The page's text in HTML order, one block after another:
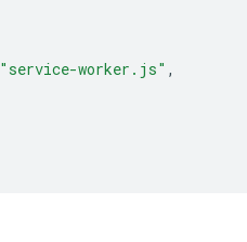
"service-worker.js" ,